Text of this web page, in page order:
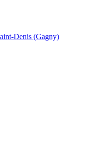
Denis (Gagny)